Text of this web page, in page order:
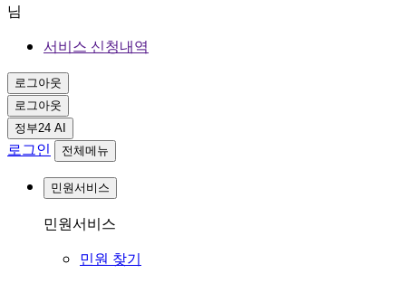
님
서비스 신청내역
로그아웃
로그아웃
정부24 AI
로그인 전체메뉴
민원서비스
민원서비스
민원 찾기